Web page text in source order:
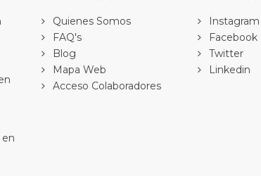
Quienes Somos
FAQ's
Blog
Mapa Web
Acceso Colaboradores
Instagram
Facebook
Twitter
Linkedin